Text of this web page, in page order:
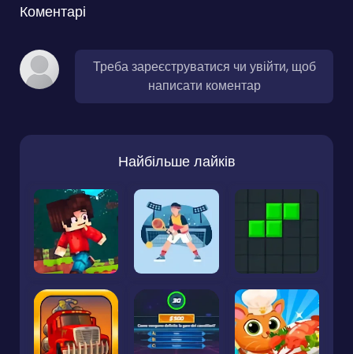
Коментарі
Треба зареєструватися чи увійти, щоб
написати коментар
Найбільше лайків